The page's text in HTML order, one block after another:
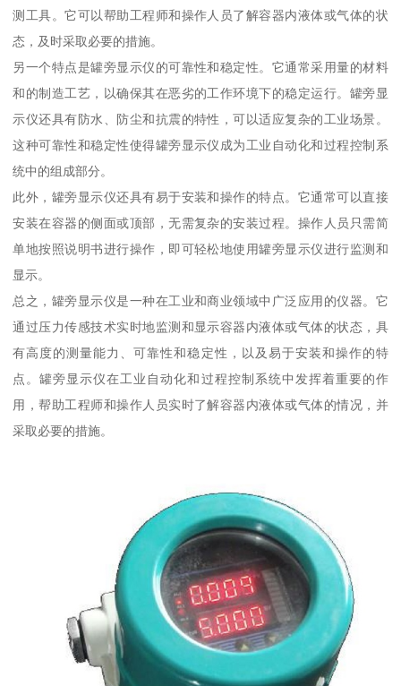
测工具。它可以帮助工程师和操作人员了解容器内液体或气体的状
态，及时采取必要的措施。
另一个特点是罐旁显示仪的可靠性和稳定性。它通常采用量的材料
和的制造工艺，以确保其在恶劣的工作环境下的稳定运行。罐旁显
示仪还具有防水、防尘和抗震的特性，可以适应复杂的工业场景。
这种可靠性和稳定性使得罐旁显示仪成为工业自动化和过程控制系
统中的组成部分。
此外，罐旁显示仪还具有易于安装和操作的特点。它通常可以直接
安装在容器的侧面或顶部，无需复杂的安装过程。操作人员只需简
单地按照说明书进行操作，即可轻松地使用罐旁显示仪进行监测和
显示。
总之，罐旁显示仪是一种在工业和商业领域中广泛应用的仪器。它
通过压力传感技术实时地监测和显示容器内液体或气体的状态，具
有高度的测量能力、可靠性和稳定性，以及易于安装和操作的特
点。罐旁显示仪在工业自动化和过程控制系统中发挥着重要的作
用，帮助工程师和操作人员实时了解容器内液体或气体的情况，并
采取必要的措施。